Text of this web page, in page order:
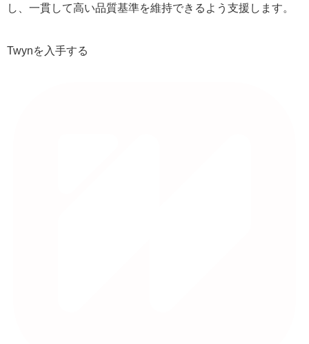
し、一貫して高い品質基準を維持できるよう支援します。
Twynを入手する